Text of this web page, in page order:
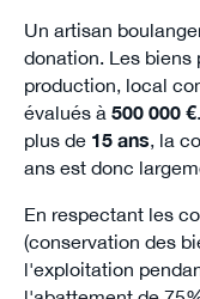
Un artisan
donation. Les biens
production, local
évalués à 500 000 €
plus de 15 ans, la
ans est donc
En respectant les
(conservation des
l'exploitation